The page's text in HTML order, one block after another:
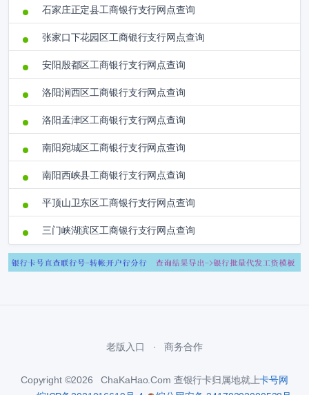
石家庄正定县工商银行支行网点查询
张家口下花园区工商银行支行网点查询
安阳殷都区工商银行支行网点查询
洛阳涧西区工商银行支行网点查询
洛阳孟津区工商银行支行网点查询
南阳宛城区工商银行支行网点查询
南阳西峡县工商银行支行网点查询
平顶山卫东区工商银行支行网点查询
三门峡湖滨区工商银行支行网点查询
老版入口 商务合作
Copyright ©2026 ChaKaHao.Com 查银行卡归属地就上卡号网